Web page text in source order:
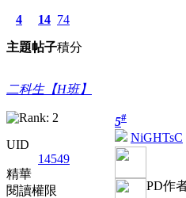
4
主題
14
帖子
74
積分
二科生【H班】
UID
14549
精華
閱讀權限
5#
NiGHTsC
PD作